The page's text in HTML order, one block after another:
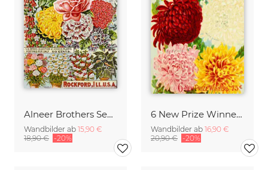
Alneer Brothers Seed And Plant
Wandbilder ab 15,90 €
18,90 € -20%
6 New Prize Winners - Botanische Illustration
Wandbilder ab 16,90 €
20,90 € -20%